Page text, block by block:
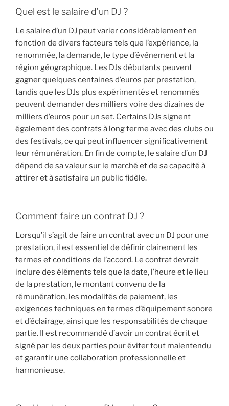
Quel est le salaire d’un DJ ?
Le salaire d’un DJ peut varier considérablement en
fonction de divers facteurs tels que l’expérience, la
renommée, la demande, le type d’événement et la
région géographique. Les DJs débutants peuvent
gagner quelques centaines d’euros par prestation,
tandis que les DJs plus expérimentés et renommés
peuvent demander des milliers voire des dizaines de
milliers d’euros pour un set. Certains DJs signent
également des contrats à long terme avec des clubs ou
des festivals, ce qui peut influencer significativement
leur rémunération. En fin de compte, le salaire d’un DJ
dépend de sa valeur sur le marché et de sa capacité à
attirer et à satisfaire un public fidèle.
Comment faire un contrat DJ ?
Lorsqu’il s’agit de faire un contrat avec un DJ pour une
prestation, il est essentiel de définir clairement les
termes et conditions de l’accord. Le contrat devrait
inclure des éléments tels que la date, l’heure et le lieu
de la prestation, le montant convenu de la
rémunération, les modalités de paiement, les
exigences techniques en termes d’équipement sonore
et d’éclairage, ainsi que les responsabilités de chaque
partie. Il est recommandé d’avoir un contrat écrit et
signé par les deux parties pour éviter tout malentendu
et garantir une collaboration professionnelle et
harmonieuse.